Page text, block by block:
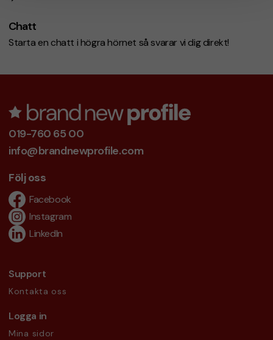
Chatt
Starta en chatt i högra hörnet så svarar vi dig direkt!
019-760 65 00
info@brandnewprofile.com
Följ oss
Facebook
Instagram
LinkedIn
Support
Kontakta oss
Logga in
Mina sidor